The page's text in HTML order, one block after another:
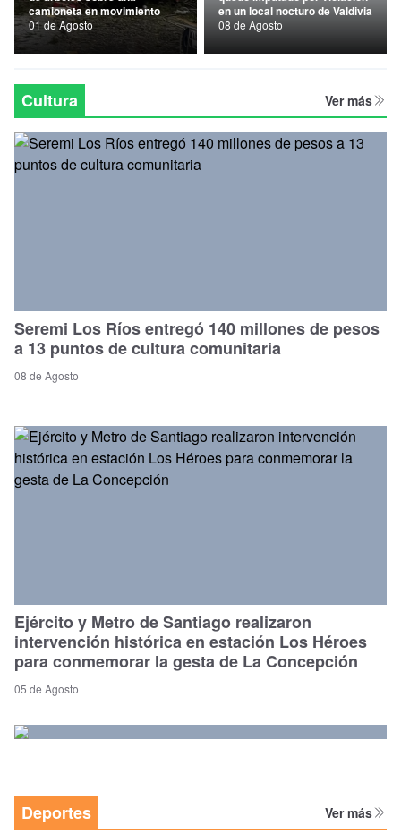
Nacional
Política
Regional
camioneta en movimiento
01 de Agosto
en un local nocturo de Valdivia
08 de Agosto
Cultura Ver más
Seremi Los Ríos entregó 140 millones de pesos
a 13 puntos de cultura comunitaria
08 de Agosto
Ejército y Metro de Santiago realizaron
intervención histórica en estación Los Héroes
para conmemorar la gesta de La Concepción
05 de Agosto
Deportes Ver más